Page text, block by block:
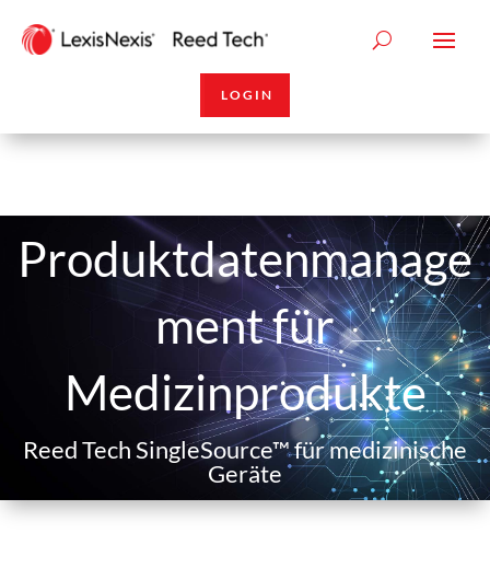
LOGIN
Produktdatenmanage
ment für
Medizinprodukte
Reed Tech SingleSource™ für medizinische
Geräte